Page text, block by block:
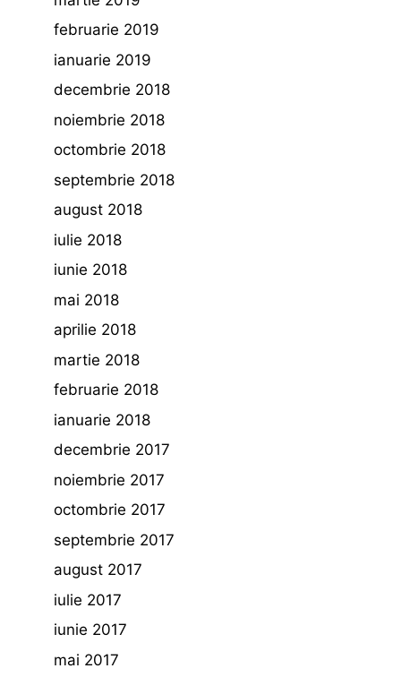
februarie 2019
ianuarie 2019
decembrie 2018
noiembrie 2018
octombrie 2018
septembrie 2018
august 2018
iulie 2018
iunie 2018
mai 2018
aprilie 2018
martie 2018
februarie 2018
ianuarie 2018
decembrie 2017
noiembrie 2017
octombrie 2017
septembrie 2017
august 2017
iulie 2017
iunie 2017
mai 2017